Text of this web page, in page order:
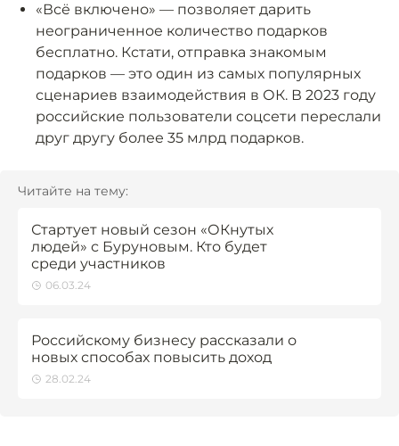
«Всё включено» — позволяет дарить
неограниченное количество подарков
бесплатно. Кстати, отправка знакомым
подарков — это один из самых популярных
сценариев взаимодействия в ОК. В 2023 году
российские пользователи соцсети переслали
друг другу более 35 млрд подарков.
Читайте на тему:
Стартует новый сезон «ОКнутых
людей» с Буруновым. Кто будет
среди участников
06.03.24
Российскому бизнесу рассказали о
новых способах повысить доход
28.02.24